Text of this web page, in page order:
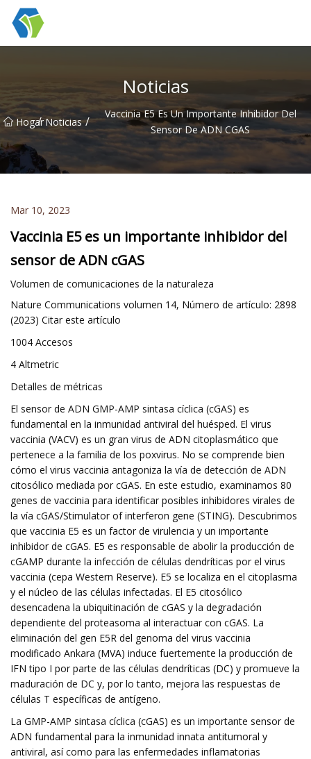
Noticias
Hogar
/ Noticias /
Vaccinia E5 Es Un Importante Inhibidor Del
Sensor De ADN CGAS
Mar 10, 2023
Vaccinia E5 es un importante inhibidor del
sensor de ADN cGAS
Volumen de comunicaciones de la naturaleza
Nature Communications volumen 14, Número de artículo: 2898
(2023) Citar este artículo
1004 Accesos
4 Altmetric
Detalles de métricas
El sensor de ADN GMP-AMP sintasa cíclica (cGAS) es
fundamental en la inmunidad antiviral del huésped. El virus
vaccinia (VACV) es un gran virus de ADN citoplasmático que
pertenece a la familia de los poxvirus. No se comprende bien
cómo el virus vaccinia antagoniza la vía de detección de ADN
citosólico mediada por cGAS. En este estudio, examinamos 80
genes de vaccinia para identificar posibles inhibidores virales de
la vía cGAS/Stimulator of interferon gene (STING). Descubrimos
que vaccinia E5 es un factor de virulencia y un importante
inhibidor de cGAS. E5 es responsable de abolir la producción de
cGAMP durante la infección de células dendríticas por el virus
vaccinia (cepa Western Reserve). E5 se localiza en el citoplasma
y el núcleo de las células infectadas. El E5 citosólico
desencadena la ubiquitinación de cGAS y la degradación
dependiente del proteasoma al interactuar con cGAS. La
eliminación del gen E5R del genoma del virus vaccinia
modificado Ankara (MVA) induce fuertemente la producción de
IFN tipo I por parte de las células dendríticas (DC) y promueve la
maduración de DC y, por lo tanto, mejora las respuestas de
células T específicas de antígeno.
La GMP-AMP sintasa cíclica (cGAS) es un importante sensor de
ADN fundamental para la inmunidad innata antitumoral y
antiviral, así como para las enfermedades inflamatorias